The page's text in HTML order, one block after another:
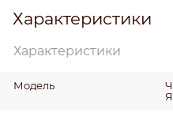
Характеристики
Характеристики
Модель